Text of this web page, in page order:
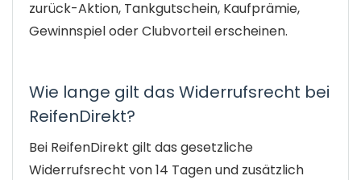
zurück-Aktion, Tankgutschein, Kaufprämie,
Gewinnspiel oder Clubvorteil erscheinen.
Wie lange gilt das Widerrufsrecht bei
ReifenDirekt?
Bei ReifenDirekt gilt das gesetzliche
Widerrufsrecht von 14 Tagen und zusätzlich